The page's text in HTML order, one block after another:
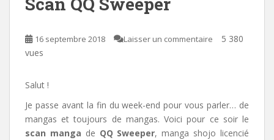
16 septembre 2018 Laisser un commentaire
5 380
vues
Salut !
Je passe avant la fin du week-end pour vous parler… de
mangas et toujours de mangas. Voici pour ce soir le
scan manga de QQ Sweeper, manga shojo licencié